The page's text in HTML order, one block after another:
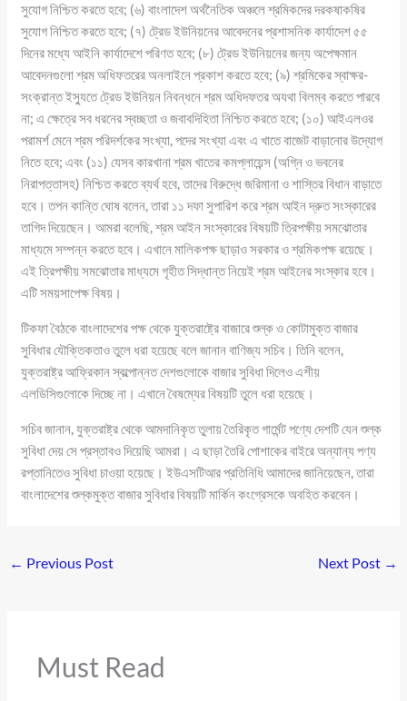
সুযোগ নিশ্চিত করতে হবে; (৬) বাংলাদেশ অর্থনৈতিক অঞ্চলে শ্রমিকদের দরকষাকষির
সুযোগ নিশ্চিত করতে হবে; (৭) ট্রেড ইউনিয়নের আবেদনের প্রশাসনিক কার্যাদেশ ৫৫
দিনের মধ্যে আইনি কার্যাদেশে পরিণত হবে; (৮) ট্রেড ইউনিয়নের জন্য অপেক্ষমান
আবেদনগুলো শ্রম অধিফতরের অনলাইনে প্রকাশ করতে হবে; (৯) শ্রমিকের স্বাক্ষর-
সংক্রান্ত ইস্যুতে ট্রেড ইউনিয়ন নিবন্ধনে শ্রম অধিদফতর অযথা বিলম্ব করতে পারবে
না; এ ক্ষেত্রে সব ধরনের স্বচ্ছতা ও জবাবদিহিতা নিশ্চিত করতে হবে; (১০) আইএলওর
পরামর্শ মেনে শ্রম পরিদর্শকের সংখ্যা, পদের সংখ্যা এবং এ খাতে বাজেট বাড়ানোর উদ্যোগ
নিতে হবে; এবং (১১) যেসব কারখানা শ্রম খাতের কমপ্লায়েন্স (অগ্নি ও ভবনের
নিরাপত্তাসহ) নিশ্চিত করতে ব্যর্থ হবে, তাদের বিরুদ্ধে জরিমানা ও শাস্তির বিধান বাড়াতে
হবে। তপন কান্তি ঘোষ বলেন, তারা ১১ দফা সুপারিশ করে শ্রম আইন দ্রুত সংস্কারের
তাগিদ দিয়েছেন। আমরা বলেছি, শ্রম আইন সংস্কারের বিষয়টি ত্রিপক্ষীয় সমঝোতার
মাধ্যমে সম্পন্ন করতে হবে। এখানে মালিকপক্ষ ছাড়াও সরকার ও শ্রমিকপক্ষ রয়েছে।
এই ত্রিপক্ষীয় সমঝোতার মাধ্যমে গৃহীত সিদ্ধান্ত নিয়েই শ্রম আইনের সংস্কার হবে।
এটি সময়সাপেক্ষ বিষয়।
টিকফা বৈঠকে বাংলাদেশের পক্ষ থেকে যুক্তরাষ্ট্রে বাজারে শুল্ক ও কোটামুক্ত বাজার
সুবিধার যৌক্তিকতাও তুলে ধরা হয়েছে বলে জানান বাণিজ্য সচিব। তিনি বলেন,
যুক্তরাষ্ট্র আফ্রিকান স্বল্পোন্নত দেশগুলোকে বাজার সুবিধা দিলেও এশীয়
এলডিসিগুলোকে দিচ্ছে না। এখানে বৈষম্যের বিষয়টি তুলে ধরা হয়েছে।
সচিব জানান, যুক্তরাষ্ট্র থেকে আমদানিকৃত তুলায় তৈরিকৃত গার্মেন্ট পণ্যে দেশটি যেন শুল্ক
সুবিধা দেয় সে প্রস্তাবও দিয়েছি আমরা। এ ছাড়া তৈরি পোশাকের বাইরে অন্যান্য পণ্য
রপ্তানিতেও সুবিধা চাওয়া হয়েছে। ইউএসটিআর প্রতিনিধি আমাদের জানিয়েছেন, তারা
বাংলাদেশের শুল্কমুক্ত বাজার সুবিধার বিষয়টি মার্কিন কংগ্রেসকে অবহিত করবেন।
← Previous Post Next Post →
Must Read